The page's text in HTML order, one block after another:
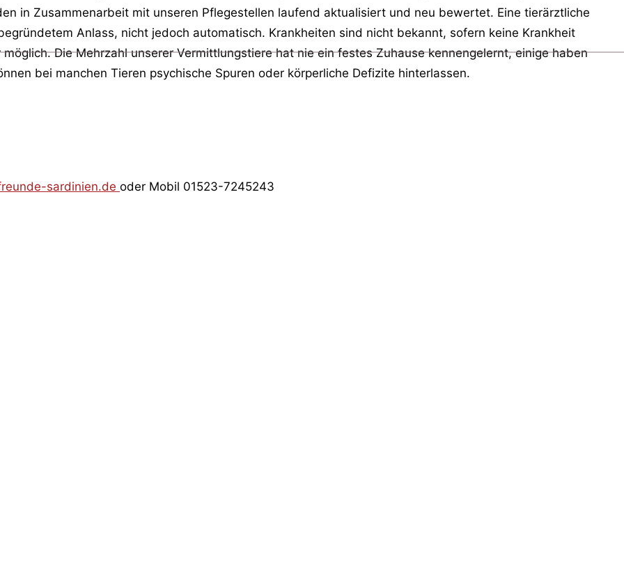
in Zusammenarbeit mit unseren Pflegestellen laufend aktualisiert und neu bewertet. Eine tierärztliche
Anlass, nicht jedoch automatisch. Krankheiten sind nicht bekannt, sofern keine Krankheit
Die Mehrzahl unserer Vermittlungstiere hat nie ein festes Zuhause kennengelernt, einige haben
bei manchen Tieren psychische Spuren oder körperliche Defizite hinterlassen.
sardinien.de oder Mobil 01523-7245243